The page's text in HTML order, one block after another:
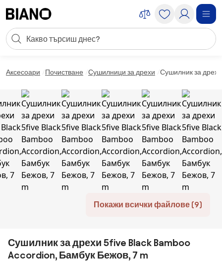
Търсене
Аксесоари Почистване Сушилници за дрехи Сушилник за
Покажи всички файлове (9)
Сушилник за дрехи 5five Black Bamboo
Accordion, Бамбук Бежов, 7 m